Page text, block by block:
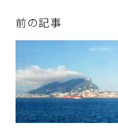
Li
n
k
o
o
k
前の記事